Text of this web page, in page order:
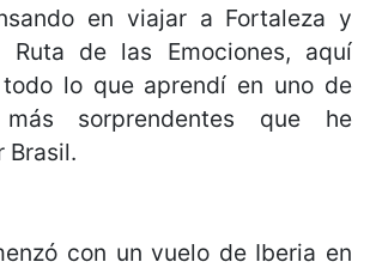
en viajar a Fortaleza y
Ruta de las Emociones, aquí
todo lo que aprendí en uno de
sorprendentes que he
Brasil.
con un vuelo de Iberia en